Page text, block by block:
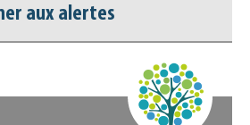
Scoop.it
aux alertes